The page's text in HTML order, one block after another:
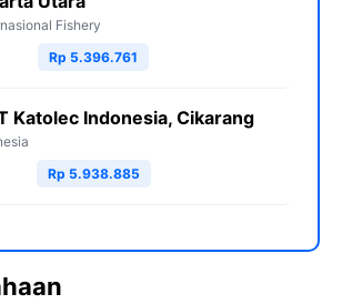
Fishery
Rp 5.396.761
Katolec Indonesia, Cikarang
Rp 5.938.885